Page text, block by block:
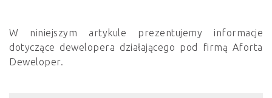
W niniejszym artykule prezentujemy informacje
dotyczące dewelopera działającego pod firmą Aforta
Deweloper.